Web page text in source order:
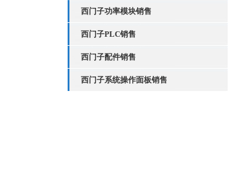
西门子功率模块销售
西门子PLC销售
西门子配件销售
西门子系统操作面板销售